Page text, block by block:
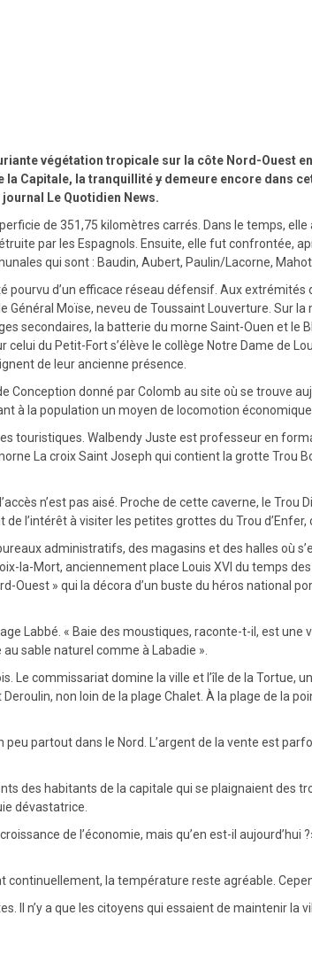
végétation tropicale sur la côte Nord-Ouest
la Capitale, la tranquillitéy demeure encore dans
Le Quotidien News.
de 351,75 kilomètres carrés. Dans le temps,
par les Espagnols. Ensuite, elle fut confrontée,
qui sont : Baudin, Aubert, Paulin/Lacorne,
d’un efficace réseau défensif. Aux extrémités
Moïse, neveu de Toussaint Louverture. Sur
secondaires, la batterie du morne Saint-Ouen et le
du Petit-Fort s’élève le collège Notre Dame de
de leur ancienne présence.
Conception donné par Colomb au site où se trouve
à la population un moyen de locomotion économique
touristiques. Walbendy Juste est professeur en
La croix Saint Joseph qui contient la grotte Trou
n’est pas aisé. Proche de cette caverne, le
l’intérêt à visiter les petites grottes du Trou d’Enfer,
administratifs, des magasins et des halles où
la-Mort, anciennement place Louis XVI du temps
» qui la décora d’un buste du héros national
Labbé. « Baie des moustiques, raconte-t-il, est une
sable naturel comme à Labadie ».
Le commissariat domine la ville et l’île de la Tortue,
non loin de la plage Chalet. À la plage de la
partout dans le Nord. L’argent de la vente est
des habitants de la capitale qui se plaignaient des
dévastatrice.
de l’économie, mais qu’en est-il
la température reste agréable.
Il n’y a que les citoyens qui essaient de maintenir